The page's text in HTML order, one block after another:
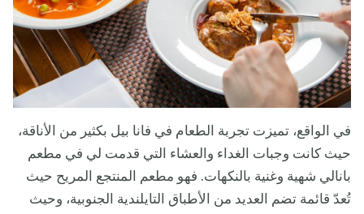
في الواقع، تميزت تجربة الطعام في فانا بيل بكثير من الأناقة،
حيث كانت وجبات الغداء والعشاء التي قدمت لي في مطعم
بانالي شهية وغنية بالنكهات. فهو مطعم المنتجع المريح حيث
تُعدّ قائمة تضم العديد من الأطباق التايلندية الجنوبية، وحيث